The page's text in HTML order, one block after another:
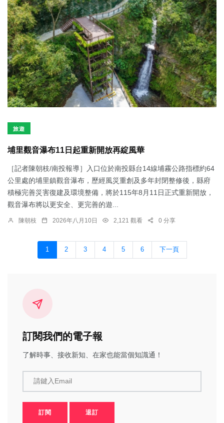
旅遊
埔里觀音瀑布11日起重新開放再綻風華
［記者陳朝枝/南投報導］入口位於南投縣台14線埔霧公路指標約64
公里處的埔里鎮觀音瀑布，歷經風災重創及多年封閉整修後，縣府
積極完善災害復建及環境整備，將於115年8月11日正式重新開放，
觀音瀑布將以更安全、更完善的遊...
陳朝枝 2026年八月10日 2,121 觀看 0 分享
1 2 3 4 5 6 下一頁
訂閱我們的電子報
了解時事、接收新知、在家也能當個知識通！
請鍵入Email
訂閱 退訂